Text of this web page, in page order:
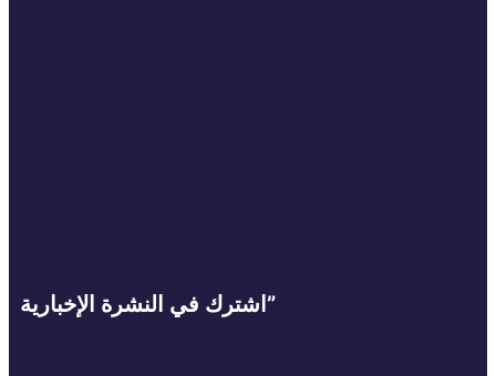
اشترك في النشرة الإخبارية”